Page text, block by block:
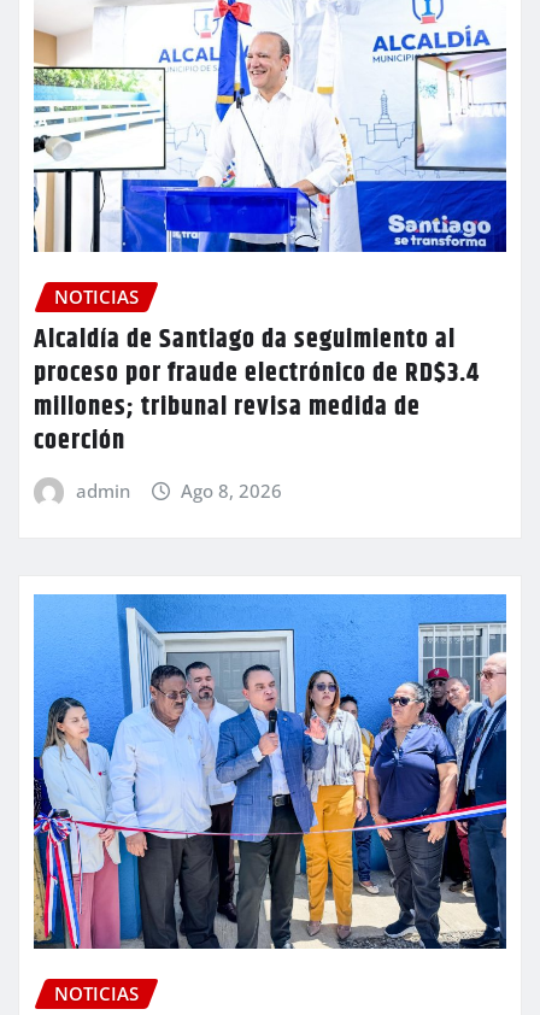
NOTICIAS
Alcaldía de Santiago da seguimiento al
proceso por fraude electrónico de RD$3.4
millones; tribunal revisa medida de
coerción
admin Ago 8, 2026
NOTICIAS